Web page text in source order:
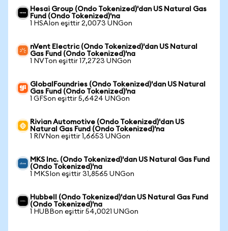
Hesai Group (Ondo Tokenized)'dan US Natural Gas
Fund (Ondo Tokenized)'na
1 HSAIon eşittir 2,0073 UNGon
nVent Electric (Ondo Tokenized)'dan US Natural
Gas Fund (Ondo Tokenized)'na
1 NVTon eşittir 17,2723 UNGon
GlobalFoundries (Ondo Tokenized)'dan US Natural
Gas Fund (Ondo Tokenized)'na
1 GFSon eşittir 5,6424 UNGon
Rivian Automotive (Ondo Tokenized)'dan US
Natural Gas Fund (Ondo Tokenized)'na
1 RIVNon eşittir 1,6653 UNGon
MKS Inc. (Ondo Tokenized)'dan US Natural Gas Fund
(Ondo Tokenized)'na
1 MKSIon eşittir 31,8565 UNGon
Hubbell (Ondo Tokenized)'dan US Natural Gas Fund
(Ondo Tokenized)'na
1 HUBBon eşittir 54,0021 UNGon